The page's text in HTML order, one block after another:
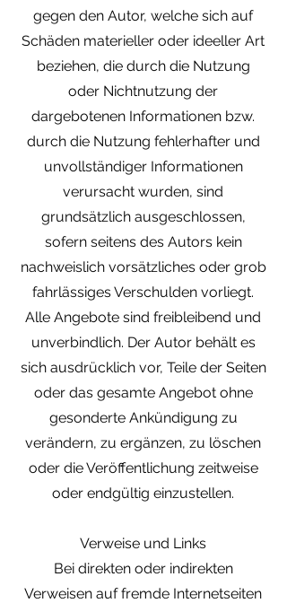
gegen den Autor, welche sich auf
Schäden materieller oder ideeller Art
beziehen, die durch die Nutzung
oder Nichtnutzung der
dargebotenen Informationen bzw.
durch die Nutzung fehlerhafter und
unvollständiger Informationen
verursacht wurden, sind
grundsätzlich ausgeschlossen,
sofern seitens des Autors kein
nachweislich vorsätzliches oder grob
fahrlässiges Verschulden vorliegt.
Alle Angebote sind freibleibend und
unverbindlich. Der Autor behält es
sich ausdrücklich vor, Teile der Seiten
oder das gesamte Angebot ohne
gesonderte Ankündigung zu
verändern, zu ergänzen, zu löschen
oder die Veröffentlichung zeitweise
oder endgültig einzustellen.
Verweise und Links
Bei direkten oder indirekten
Verweisen auf fremde Internetseiten